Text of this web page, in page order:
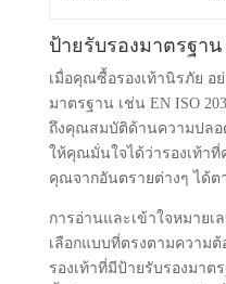
รองเท้าหุ้มส้น
ป้
รองเท้าป้องกัน
ไฟฟ้าสถิต
ป้ายรับรองมาตรฐาน
เมื่อคุณซื้อรองเท้านิรภัย อ
มาตรฐาน เช่น EN ISO
ถึงคุณสมบัติด้านความปลอ